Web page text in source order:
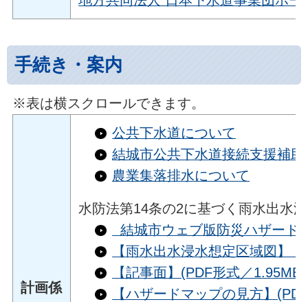
手続き・案内
※表は横スクロールできます。
計画係
公共下水道について
結城市公共下水道接続支援補
農業集落排水について
水防法第14条の2に基づく雨水出水
結城市ウェブ版防災ハザード
【雨水出水浸水想定区域図】
【記事面】(PDF形式／1.95MB)
【ハザードマップの見方】